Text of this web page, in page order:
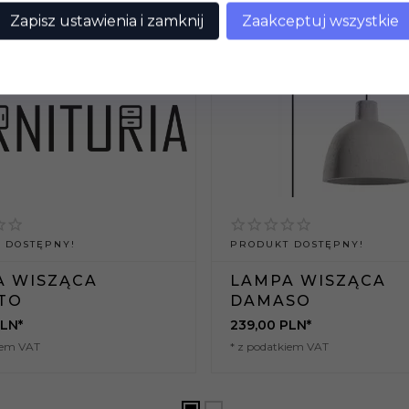
DOSTĘPNY!
WISZĄCA
VAT
PRODUKT DOSTĘPNY!
LAMPA WISZĄCA
DAMASO
239,00 PLN*
* z podatkiem VAT
Zapisz ustawienia i zamknij Zaakceptuj wszystkie